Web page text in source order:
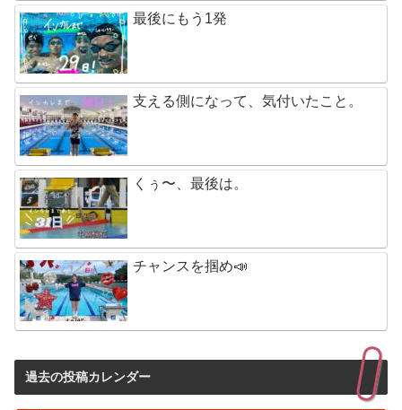
最後にもう1発
支える側になって、気付いたこと。
くぅ〜、最後は。
チャンスを掴め📣
過去の投稿カレンダー